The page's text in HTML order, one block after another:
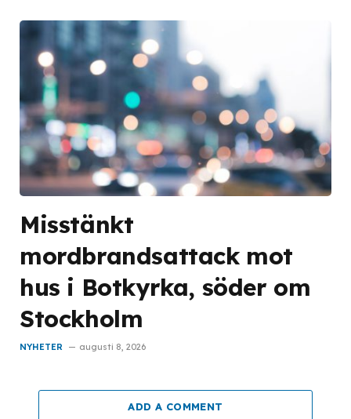
Misstänkt
mordbrandsattack mot
hus i Botkyrka, söder om
Stockholm
NYHETER augusti 8, 2026
ADD A COMMENT